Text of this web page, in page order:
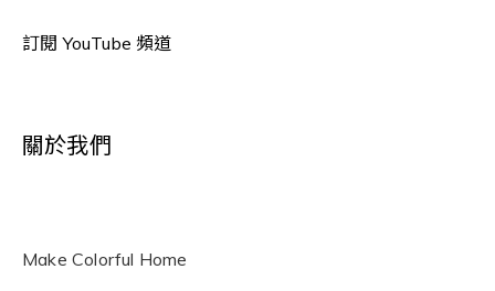
訂閱 YouTube 頻道
關於我們
Make Colorful Home